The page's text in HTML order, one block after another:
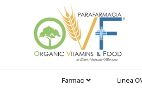
Farmaci Linea